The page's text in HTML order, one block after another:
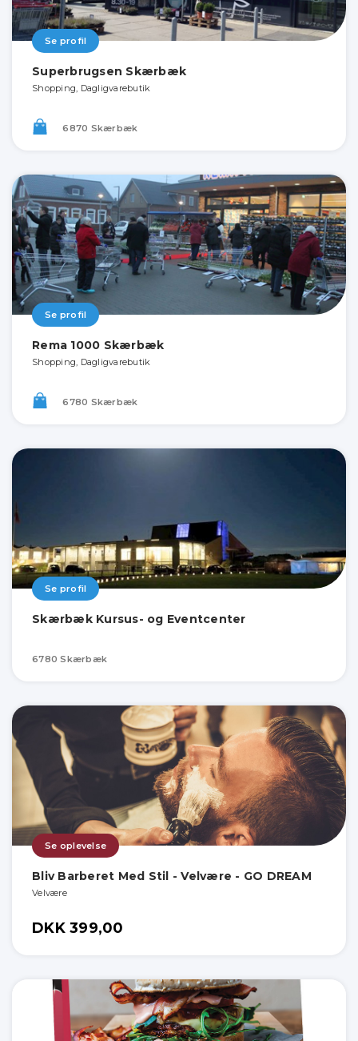
Se profil
Superbrugsen Skærbæk
Shopping, Dagligvarebutik
6870 Skærbæk
Se profil
Rema 1000 Skærbæk
Shopping, Dagligvarebutik
6780 Skærbæk
Se profil
Skærbæk Kursus- og Eventcenter
6780 Skærbæk
Se oplevelse
Bliv Barberet Med Stil - Velvære - GO DREAM
Velvære
DKK 399,00